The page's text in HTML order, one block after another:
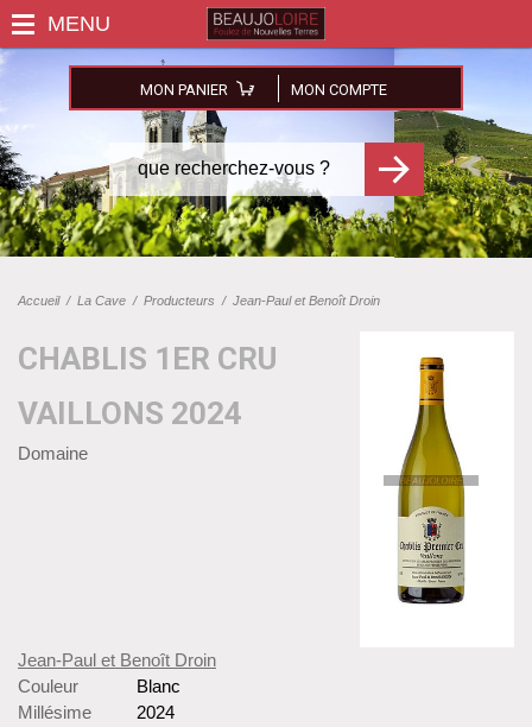
MON PANIER MON COMPTE
Accueil/ La Cave / Producteurs / Jean-Paul et Benoît Droin
CHABLIS 1ER CRU
VAILLONS 2024
Domaine
Jean-Paul et Benoît Droin
Couleur
Blanc
Millésime
2024